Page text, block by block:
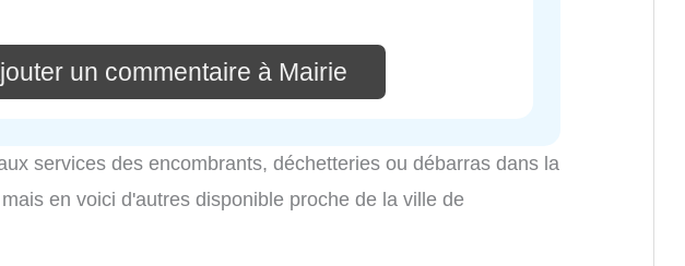
un commentaire à Mairie
services des encombrants, déchetteries ou débarras dans la
en voici d'autres disponible proche de la ville de